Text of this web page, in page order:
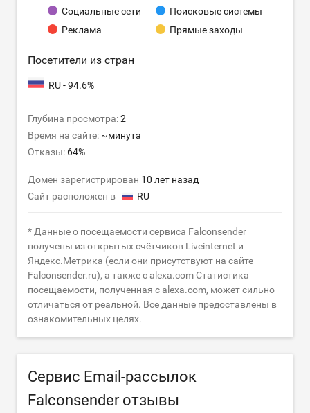
Социальные сети
Поисковые системы
Реклама
Прямые заходы
Посетители из стран
RU - 94.6%
Глубина просмотра:2
Время на сайте: ~минута
Отказы: 64%
Домен зарегистрирован 10 лет назад
Сайт расположен в
RU
* Данные о посещаемости сервиса Falconsender
получены из открытых счётчиков Liveinternet и
Яндекс.Метрика (если они присутствуют на сайте
Falconsender.ru), а также с alexa.com Статистика
посещаемости, полученная с alexa.com, может сильно
отличаться от реальной. Все данные предоставлены в
ознакомительных целях.
Сервис Email-рассылок
Falconsender отзывы